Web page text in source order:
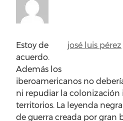
josé luis pérez
Estoy de
acuerdo.
Además los
iberoamericanos no
ni repudiar la colonización
territorios. La leyenda
de guerra creada por gran